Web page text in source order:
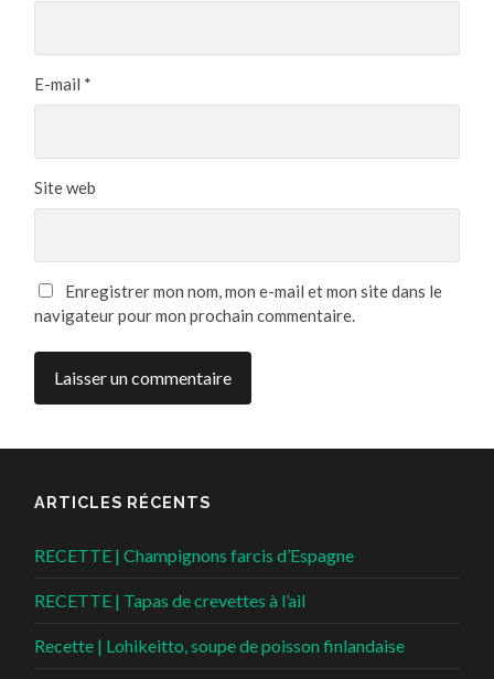
E-mail *
Site web
Enregistrer mon nom, mon e-mail et mon site dans le
navigateur pour mon prochain commentaire.
ARTICLES RÉCENTS
RECETTE | Champignons farcis d’Espagne
RECETTE | Tapas de crevettes à l’ail
Recette | Lohikeitto, soupe de poisson finlandaise